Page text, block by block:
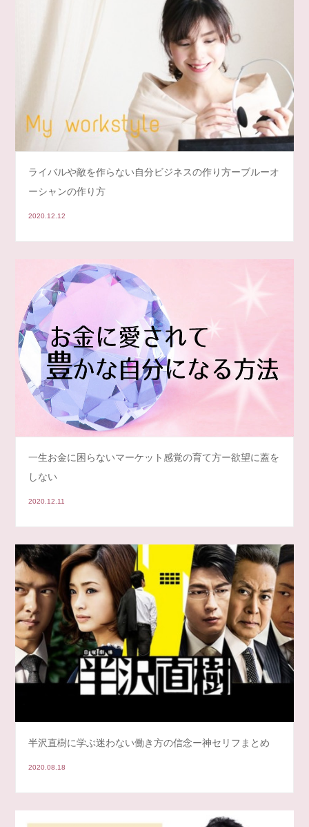
ライバルや敵を作らない自分ビジネスの作り方ーブルーオ
ーシャンの作り方
2020.12.12
一生お金に困らないマーケット感覚の育て方ー欲望に蓋を
しない
2020.12.11
半沢直樹に学ぶ迷わない働き方の信念ー神セリフまとめ
2020.08.18